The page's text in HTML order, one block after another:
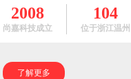
2008
尚嘉科技成立
104
位于浙江温州
了解更多